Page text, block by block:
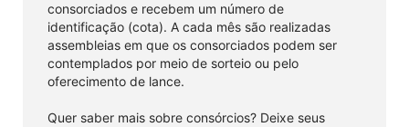
consorciados e recebem um número de
identificação (cota). A cada mês são realizadas
assembleias em que os consorciados podem ser
contemplados por meio de sorteio ou pelo
oferecimento de lance. ⠀
Quer saber mais sobre consórcios? Deixe seus